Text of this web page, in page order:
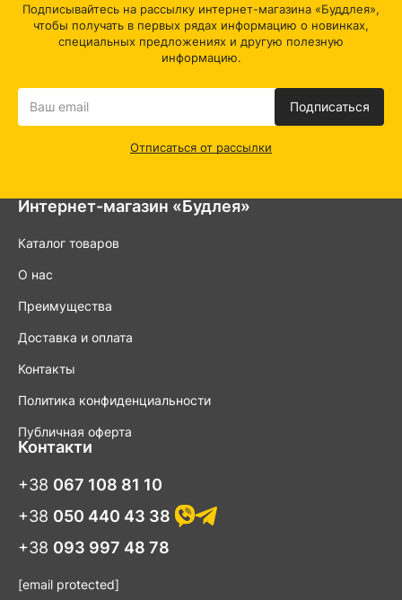
Интернет-магазин «Будлея»
Каталог товаров
О нас
Преимущества
Доставка и оплата
Контакты
Политика конфиденциальности
Публичная оферта
Контакти
+38 067 108 81 10
+38 050 440 43 38
+38 093 997 48 78
[email protected]
Подписывайтесь на рассылку интернет-магазина «Буддлея»,
чтобы получать в первых рядах информацию о новинках,
специальных предложениях и другую полезную
информацию.
Подписаться
Отписаться от рассылки